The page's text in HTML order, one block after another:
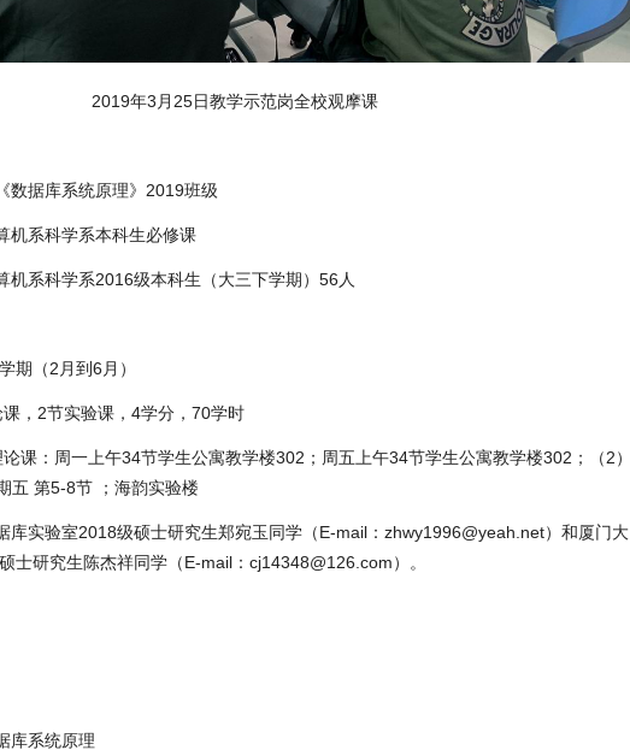
2019年3月25日教学示范岗全校观摩课
数据库系统原理》2019班级
机系科学系本科生必修课
机系科学系2016级本科生（大三下学期）56人
期（2月到6月）
，2节实验课，4学分，70学时
论课：周一上午34节学生公寓教学楼302；周五上午34节学生公寓教学楼302；（2）
五 第5-8节 ；海韵实验楼
库实验室2018级硕士研究生郑宛玉同学（E-mail：zhwy1996@yeah.net）和厦门大
士研究生陈杰祥同学（E-mail：cj14348@126.com）。
库系统原理